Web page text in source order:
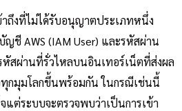
าถึงที่ไม่ได้รับอนุญาตประเภทหนึ่ง
ญชี AWS (IAM User) และรหัสผ่าน
หัสผ่านที่รั่วไหลบนอินเทอร์เน็ตที่ส่งผล
ทุกมุมโลกขึ้นพร้อมกัน ในกรณีเช่นนี้
แต่ระบบจะตรวจพบว่าเป็นการเข้า